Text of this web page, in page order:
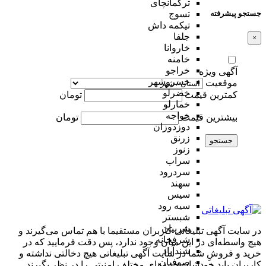
ترکمانچای
تسوج
تیکمه داش
جلفا
خاروانا
خامنه
خراجو
خسروشهر
خضرلو
خمارلو
خواجه
دوزدوزان
زرنق
زنوز
سراب
سردرود
سهند
سیس
سیه رود
شبستر
شربیان
شرفخانه
شندآباد
صوفیان
جستجو پیشرفته
×
آگهی ویژه
موقعیت
کمترین قیمت
تومان
بیشترین قیمت تومان
جستجو
در سایت آگهی تبلیغاتی کاربران مستقیما با هم تماس می‌گیرند و
هیچ واسطه‌ای در این میان وجود ندارد، پس دقت فرمایید که در
خرید و فروشِ شما در سایت آگهی تبلیغاتی هیچ دخالتی نداشته و